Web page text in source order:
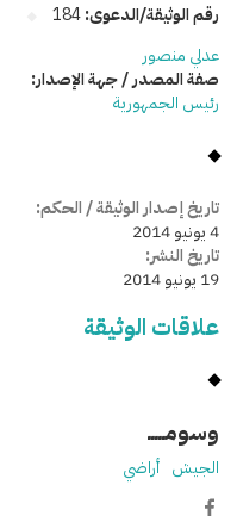
رقم الوثيقة/الدعوى:184
عدلي منصور
صفة المصدر / جهة الإصدار:
رئيس الجمهورية
تاريخ إصدار الوثيقة / الحكم:
4 يونيو 2014
تاريخ النشر:
19 يونيو 2014
علاقات الوثيقة
وسومـــــ
الجيش أراضي